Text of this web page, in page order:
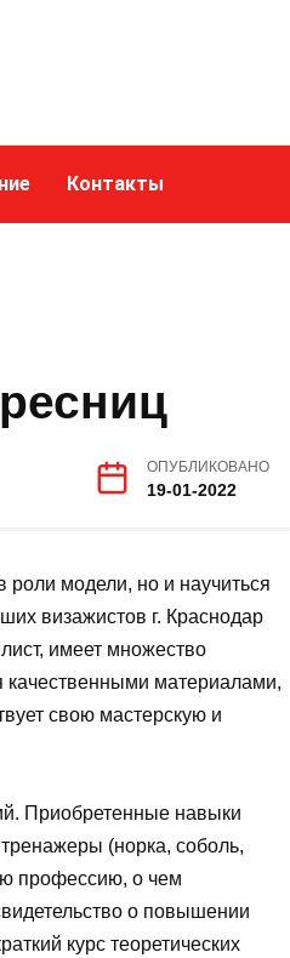
Контакты
ОПУБЛИКОВАНО
19-01-2022
роли модели, но и научиться
визажистов г. Краснодар
имеет множество
качественными материалами,
свою мастерскую и
Приобретенные навыки
(норка, соболь,
профессию, о чем
о повышении
курс теоретических